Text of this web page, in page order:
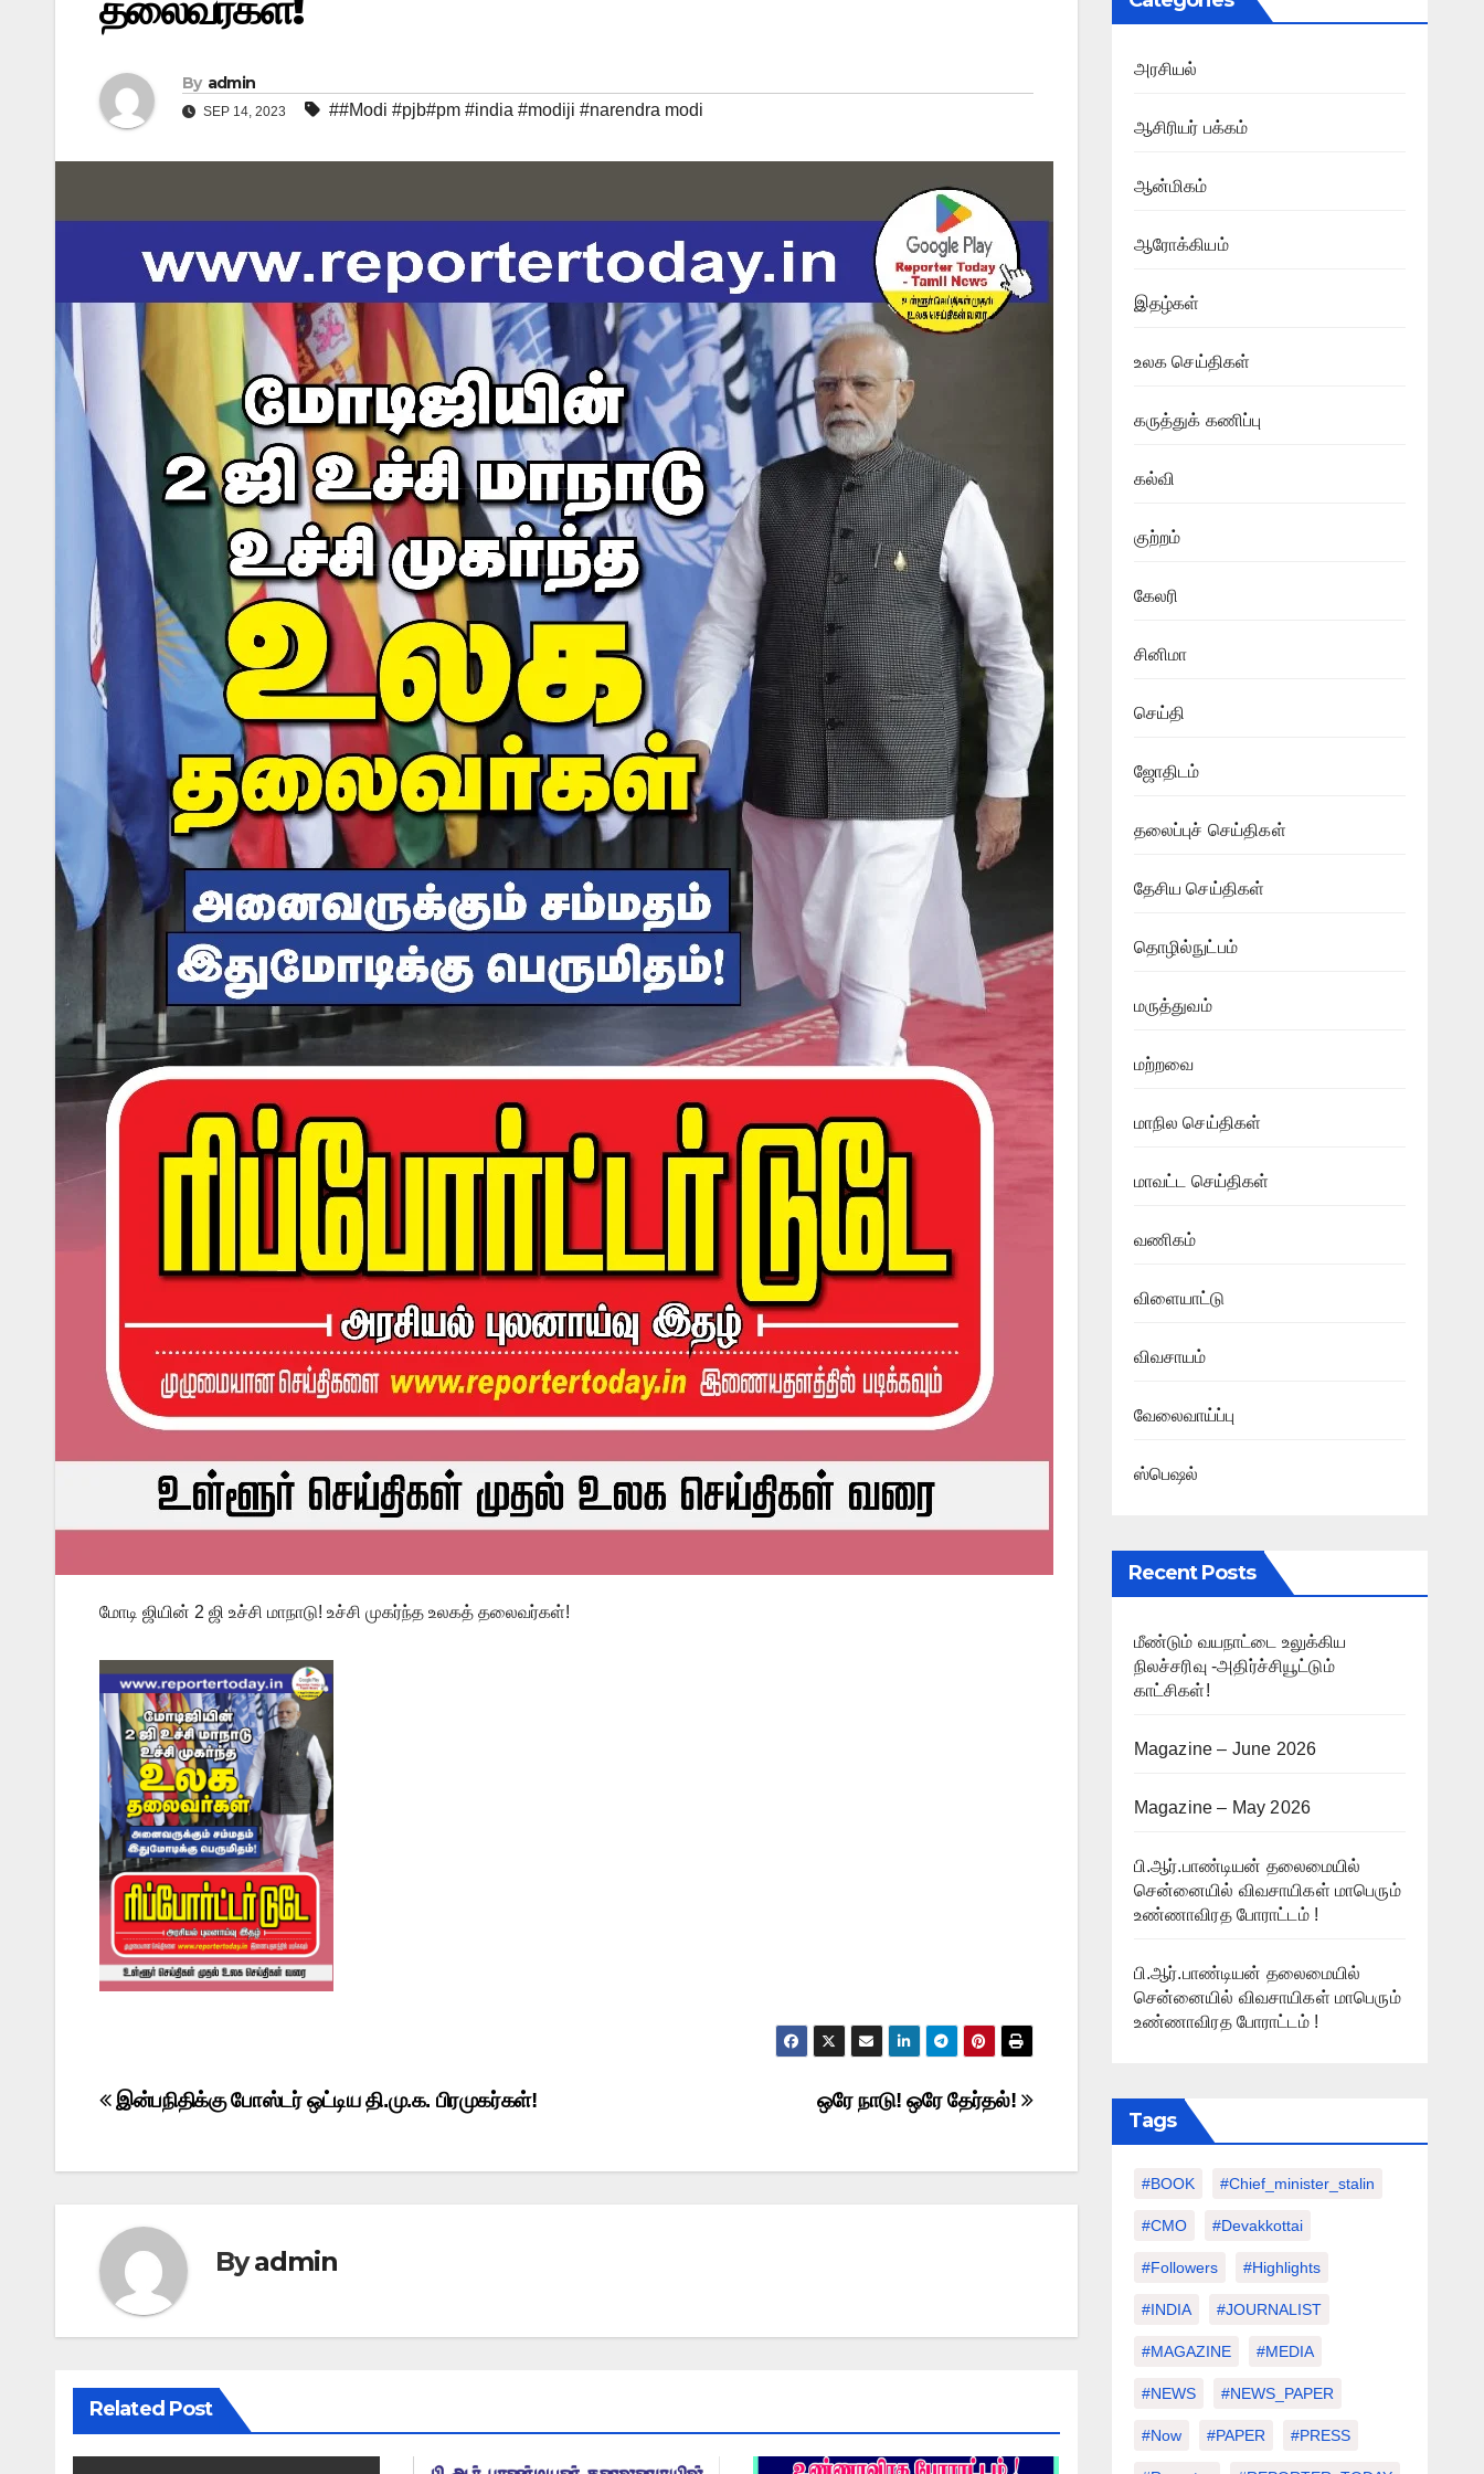
By admin
SEP 14, 2023 ##Modi #pjb#pm #india #modiji #narendra modi
மோடி ஜியின் 2 ஜி உச்சி மாநாடு! உச்சி முகர்ந்த உலகத் தலைவர்கள்!
Post
ஒரே நாடு! ஒரே தேர்தல்!
இன்பநிதிக்கு போஸ்டர் ஒட்டிய தி.மு.க. பிரமுகர்கள்!
Byadmin
Related Post
அரசியல்
ஆசிரியர் பக்கம்
ஆன்மிகம்
ஆரோக்கியம்
இதழ்கள்
உலக செய்திகள்
கருத்துக் கணிப்பு
கல்வி
குற்றம்
கேலரி
சினிமா
செய்தி
ஜோதிடம்
தலைப்புச் செய்திகள்
தேசிய செய்திகள்
தொழில்நுட்பம்
மருத்துவம்
மற்றவை
மாநில செய்திகள்
மாவட்ட செய்திகள்
வணிகம்
விளையாட்டு
விவசாயம்
வேலைவாய்ப்பு
ஸ்பெஷல்
Recent Posts
மீண்டும் வயநாட்டை உலுக்கிய
நிலச்சரிவு -அதிர்ச்சியூட்டும்
காட்சிகள்!
Magazine – June 2026
Magazine – May 2026
பி.ஆர்.பாண்டியன் தலைமையில்
சென்னையில் விவசாயிகள் மாபெரும்
உண்ணாவிரத போராட்டம் !
பி.ஆர்.பாண்டியன் தலைமையில்
சென்னையில் விவசாயிகள் மாபெரும்
உண்ணாவிரத போராட்டம் !
Tags
#BOOK #chief_minister_stalin
#CMO #devakkottai
#followers #highlights
#INDIA #JOURNALIST
#MAGAZINE #MEDIA
#NEWS #NEWS_PAPER
#Now #PAPER #PRESS